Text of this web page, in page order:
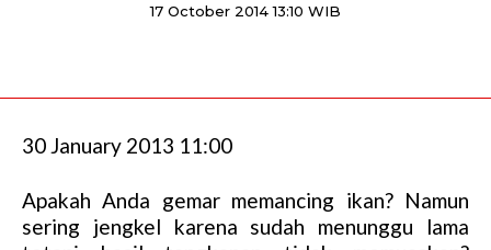
17 October 2014 13:10 WIB
30 January 2013 11:00
Apakah Anda gemar memancing ikan? Namun
sering jengkel karena sudah menunggu lama